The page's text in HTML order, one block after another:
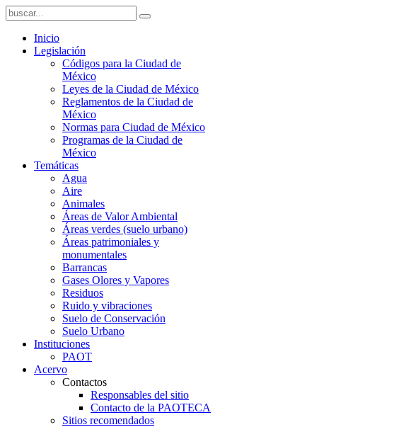
Inicio
Legislación
Códigos para la Ciudad de
México
Leyes de la Ciudad de México
Reglamentos de la Ciudad de
México
Normas para Ciudad de México
Programas de la Ciudad de
México
Temáticas
Agua
Aire
Animales
Áreas de Valor Ambiental
Áreas verdes (suelo urbano)
Áreas patrimoniales y
monumentales
Barrancas
Gases Olores y Vapores
Residuos
Ruido y vibraciones
Suelo de Conservación
Suelo Urbano
Instituciones
PAOT
Acervo
Contactos
Responsables del sitio
Contacto de la PAOTECA
Sitios recomendados